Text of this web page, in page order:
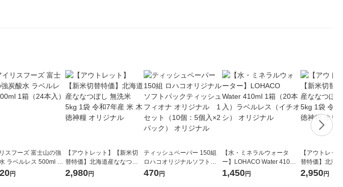
スフーズ 富士山の強
ラベルレス 500ml 1
本入）
円
【アウトレット】【新米切
替特価】北海道産ななつぼ
し 無洗米 5kg 1袋 令和7年産
2,980円
ティッシュペーパー 150組
ロハコオリジナルソフトパ
ックティッシュ フィオナ オ
470円
【水・ミネラルウォータ
ー】LOHACO Water 410ml
1箱（20本入）ラベルレス
1,450円
【アウトレッ
替特価】北海
し 精白米 5kg
2,950円